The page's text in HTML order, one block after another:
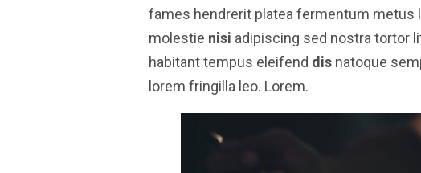
fames hendrerit platea fermentum metus
molestie nisi adipiscing sed nostra tortor
habitant tempus eleifend dis natoque
lorem fringilla leo. Lorem.